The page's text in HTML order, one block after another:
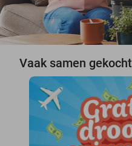
Vaak samen gekocht